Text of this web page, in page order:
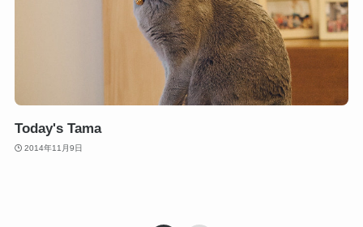
Today's Tama
2014年11月9日